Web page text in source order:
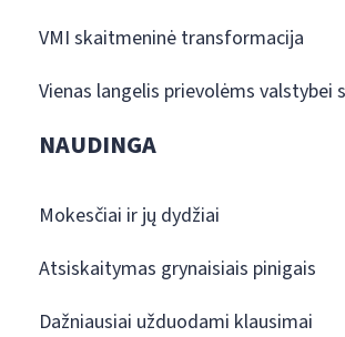
VMI skaitmeninė transformacija
Vienas langelis prievolėms valstybei
NAUDINGA
Mokesčiai ir jų dydžiai
Atsiskaitymas grynaisiais pinigais
Dažniausiai užduodami klausimai